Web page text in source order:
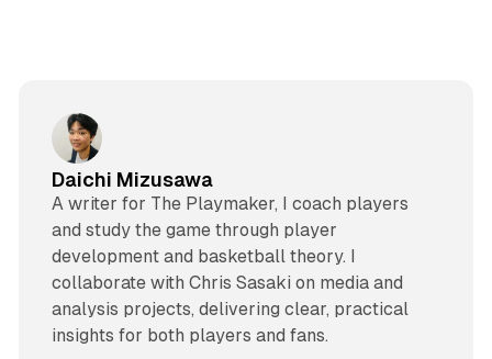
Daichi Mizusawa
A writer for The Playmaker, I coach players
and study the game through player
development and basketball theory. I
collaborate with Chris Sasaki on media and
analysis projects, delivering clear, practical
insights for both players and fans.